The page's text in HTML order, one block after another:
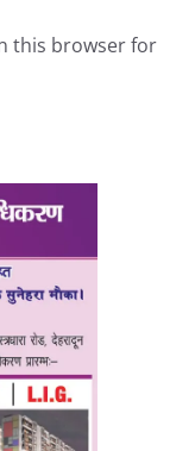
this browser for